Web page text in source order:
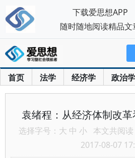
首页 法学 经济学 政治学
袁绪程：从经济体制改
选择字号： 大 中 小 本文共阅读
2017-08-07
下载爱思想APP
随时随地阅读精品文